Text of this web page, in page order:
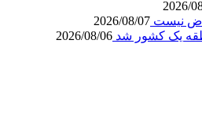
2026/
نیست 2026/08/07
یک کشور شد 2026/08/06